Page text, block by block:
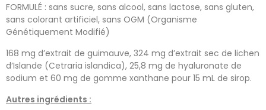
FORMULÉ : sans sucre, sans alcool, sans lactose, sans gluten,
sans colorant artificiel, sans OGM (Organisme
Génétiquement Modifié)
168 mg d’extrait de guimauve, 324 mg d’extrait sec de lichen
d’Islande (Cetraria islandica), 25,8 mg de hyaluronate de
sodium et 60 mg de gomme xanthane pour 15 mL de sirop.
Autres ingrédients :